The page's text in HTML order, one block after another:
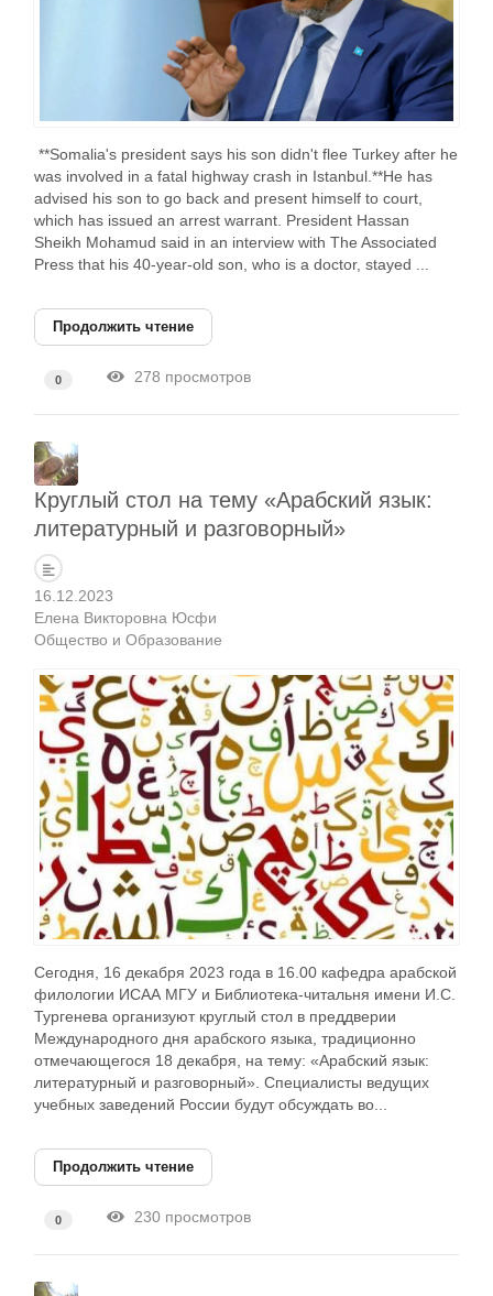
**Somalia's president says his son didn't flee Turkey after he
was involved in a fatal highway crash in Istanbul.**He has
advised his son to go back and present himself to court,
which has issued an arrest warrant. President Hassan
Sheikh Mohamud said in an interview with The Associated
Press that his 40-year-old son, who is a doctor, stayed ...
Продолжить чтение
0 278 просмотров
Круглый стол на тему «Арабский язык:
литературный и разговорный»
16.12.2023
Елена Викторовна Юсфи
Общество и Образование
Сегодня, 16 декабря 2023 года в 16.00 кафедра арабской
филологии ИСАА МГУ и Библиотека-читальня имени И.С.
Тургенева организуют круглый стол в преддверии
Международного дня арабского языка, традиционно
отмечающегося 18 декабря, на тему: «Арабский язык:
литературный и разговорный». Специалисты ведущих
учебных заведений России будут обсуждать во...
Продолжить чтение
0 230 просмотров